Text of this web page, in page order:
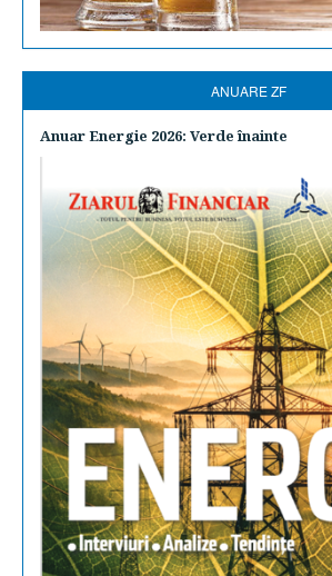
ANUARE ZF
Anuar Energie 2026: Verde înainte